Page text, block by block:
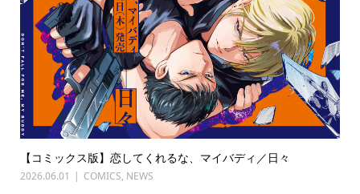
【コミックス版】恋してくれるな、マイバディ／日々
2026.06.01 COMICS, NEWS